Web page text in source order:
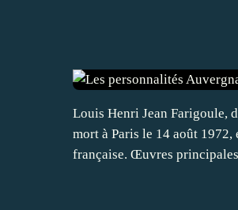
Louis Henri Jean Farigoule,
mort à Paris le 14 août
française. Œuvres